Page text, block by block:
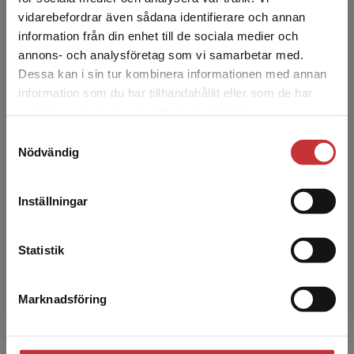
vidarebefordrar även sådana identifierare och annan
information från din enhet till de sociala medier och
annons- och analysföretag som vi samarbetar med.
Dessa kan i sin tur kombinera informationen med annan
information som du har tillhandahållit eller som de har
Nödvändig
Inställningar
Statistik
Marknadsföring
Begränsad fraktregion
Det verkar som att du besöker
studentlitteratur.se via en enhet utanför Sverige.
Vi erbjuder inte leveranser utanför Sverige. För
att kunna slutföra ett köp måste
Köp- och leveransvillkor
Författare